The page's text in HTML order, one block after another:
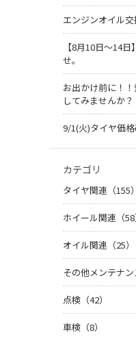
エンジンオイル
【8月10日～14
せ。
お出かけ前に！
してみませんか？
9/1(火)タイヤ価
カテゴリ
タイヤ関連（155）
ホイール関連（58
オイル関連（25）
その他メンテナン
点検（42）
車検（8）